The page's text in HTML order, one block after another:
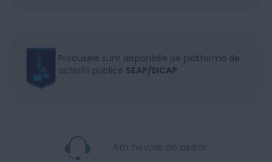
Produsele sunt disponibile pe platforma de
achizitii publice SEAP/SICAP
Am nevoie de ajutor